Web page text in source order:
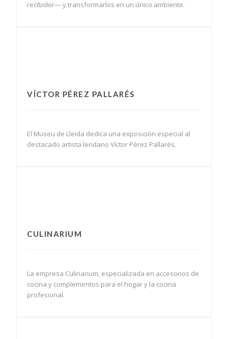
recibidor— y transformarlos en un único ambiente.
VÍCTOR PÉREZ PALLARÉS
El Museu de Lleida dedica una exposición especial al
destacado artista leridano Víctor Pérez Pallarés.
CULINARIUM
La empresa Culinarium, especializada en accesorios de
cocina y complementos para el hogar y la cocina
profesional.